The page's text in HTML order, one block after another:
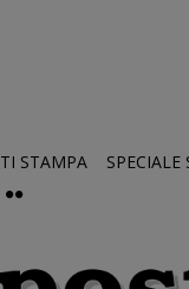
STAMPA SPECIALE